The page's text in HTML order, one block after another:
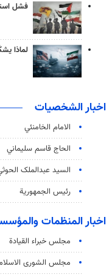
فشل
لماذا
اخبار الشخصيات
الامام الخامنئي
الحاج قاسم سليماني
السید عبدالملک
رئيس الجمهورية
اخبار المنظمات
مجلس خبراء القيادة
مجلس الشورى